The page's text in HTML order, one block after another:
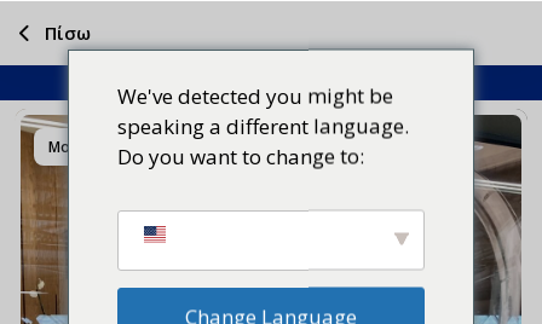
Μοιραστείτε το
Πίσω
We've detected you might be
speaking a different language.
Do you want to change to:
Change Language